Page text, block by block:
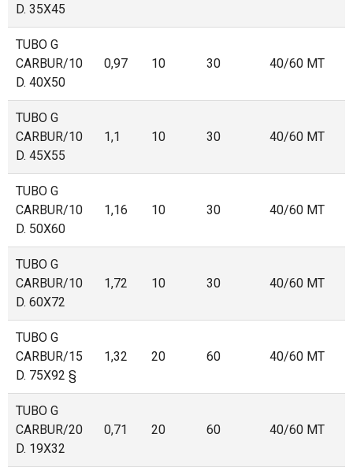
D. 35X45
TUBO G
CARBUR/10
D. 40X50
0,97 10 30 40/60 MT
TUBO G
CARBUR/10
D. 45X55
1,1 10 30 40/60 MT
TUBO G
CARBUR/10
D. 50X60
1,16 10 30 40/60 MT
TUBO G
CARBUR/10
D. 60X72
1,72 10 30 40/60 MT
TUBO G
CARBUR/15
D. 75X92 §
1,32 20 60 40/60 MT
TUBO G
CARBUR/20
D. 19X32
0,71 20 60 40/60 MT